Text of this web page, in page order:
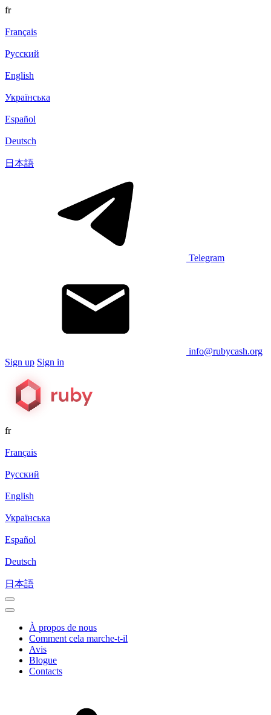
fr
Français
Русский
English
Українська
Español
Deutsch
日本語
Telegram
info@rubycash.org
Sign up Sign in
fr
Français
Русский
English
Українська
Español
Deutsch
日本語
À propos de nous
Comment cela marche-t-il
Avis
Blogue
Contacts